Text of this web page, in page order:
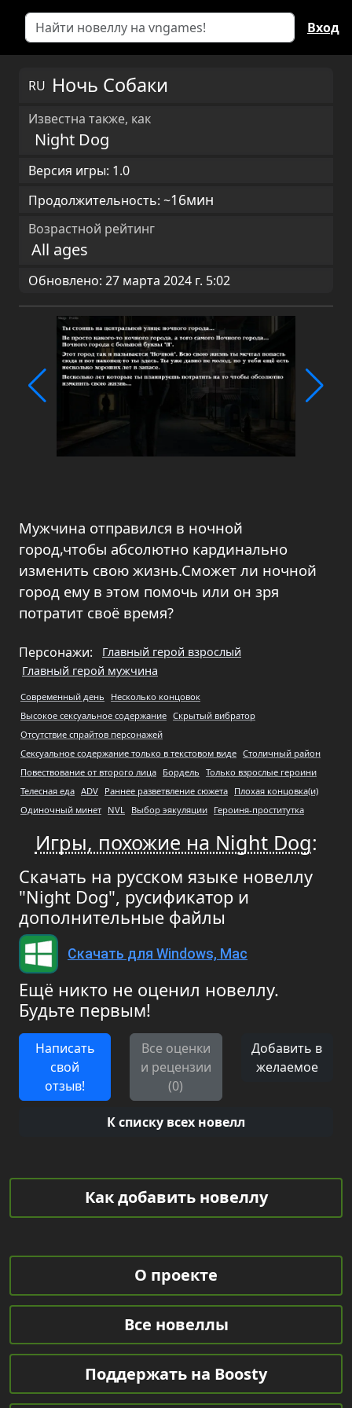
Вход
RU Ночь Собаки
Известна также, как
Night Dog
Версия игры: 1.0
Продолжительность: ~16мин
Возрастной рейтинг
All ages
Обновлено: 27 марта 2024 г. 5:02
Мужчина отправился в ночной
город,чтобы абсолютно кардинально
изменить свою жизнь.Сможет ли ночной
город ему в этом помочь или он зря
потратит своё время?
Персонажи:
Главный герой взрослый
Главный герой мужчина
Современный день
Несколько концовок
Высокое сексуальное содержание Скрытый вибратор
Отсутствие спрайтов персонажей
Сексуальное содержание только в текстовом виде Столичный район
Повествование от второго лица Бордель Только взрослые героини
Телесная еда ADV Раннее разветвление сюжета Плохая концовка(и)
Одиночный минет NVL Выбор эякуляции Героиня-проститутка
Игры, похожие на Night Dog:
Скачать на русском языке новеллу
"Night Dog", русификатор и
дополнительные файлы
Скачать для Windows, Mac
Ещё никто не оценил новеллу.
Будьте первым!
Написать
свой
отзыв!
Все оценки
и рецензии
(0)
Добавить в
желаемое
К списку всех новелл
Как добавить новеллу
О проекте
Все новеллы
Поддержать на Boosty